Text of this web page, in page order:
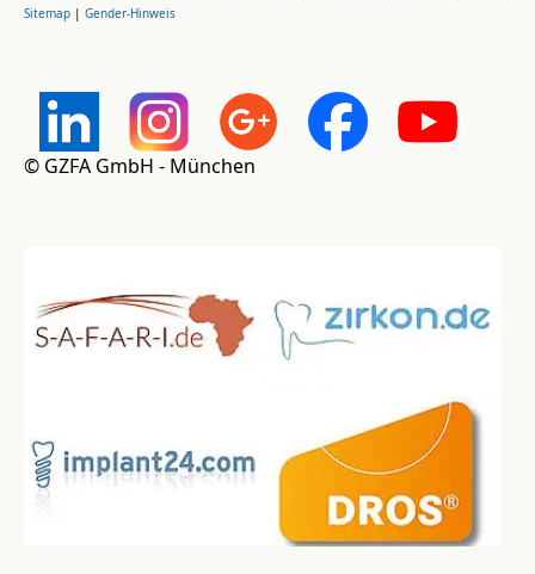
Sitemap | Gender-Hinweis
© GZFA GmbH - München